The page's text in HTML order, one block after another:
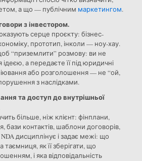
а що — публічним маркетингом.
з інвестором.
серце проєкту: бізнес-
прототип, інколи — ноу-хау.
“приземлити” розмову: ви не
ідеєю, а передаєте її під юридичні
або розголошення — не “ой,
з наслідками.
та доступ до внутрішньої
більше, ніж клієнт: фінплани,
бази контактів, шаблони договорів,
NDA дисциплінує і задає межі: що
таємниця, як її зберігати, що
і яка відповідальність